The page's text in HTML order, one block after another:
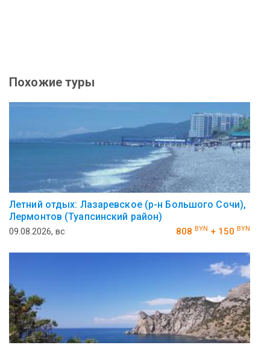
Похожие туры
Летний отдых: Лазаревское (р-н Большого Сочи),
Лермонтов (Туапсинский район)
09.08.2026, вс 808 BYN + 150 BYN